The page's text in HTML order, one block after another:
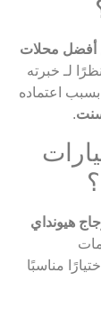
أفضل محلات
لـ خبرته
اعتماده
.
هيونداي
مناسبًا